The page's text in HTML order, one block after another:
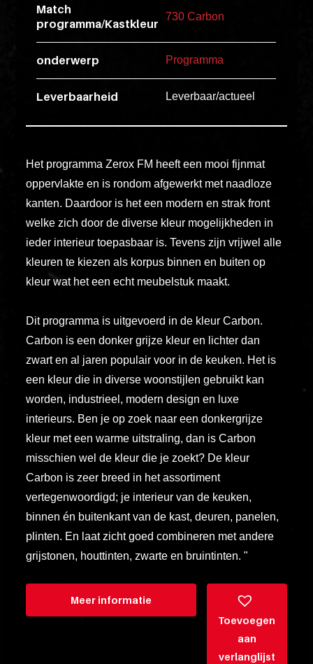
Match
programma/Kastkleur
730 Carbon
onderwerp Programma
Leverbaarheid Leverbaar/actueel
Het programma Zerox FM heeft een mooi fijnmat
oppervlakte en is rondom afgewerkt met naadloze
kanten. Daardoor is het een modern en strak front
welke zich door de diverse kleur mogelijkheden in
ieder interieur toepasbaar is. Tevens zijn vrijwel alle
kleuren te kiezen als korpus binnen en buiten op
kleur wat het een echt meubelstuk maakt.
Dit programma is uitgevoerd in de kleur Carbon.
Carbon is een donker grijze kleur en lichter dan
zwart en al jaren populair voor in de keuken. Het is
een kleur die in diverse woonstijlen gebruikt kan
worden, industrieel, modern design en luxe
interieurs. Ben je op zoek naar een donkergrijze
kleur met een warme uitstraling, dan is Carbon
misschien wel de kleur die je zoekt? De kleur
Carbon is zeer breed in het assortiment
vertegenwoordigd; je interieur van de keuken,
binnen én buitenkant van de kast, deuren, panelen,
plinten. En laat zicht goed combineren met andere
grijstonen, houttinten, zwarte en bruintinten. "
Meer informatie
Toevoegen
aan
verlanglijst
esse
Title
dolor
sit
amet
vero
rerum
ipsum
quo,